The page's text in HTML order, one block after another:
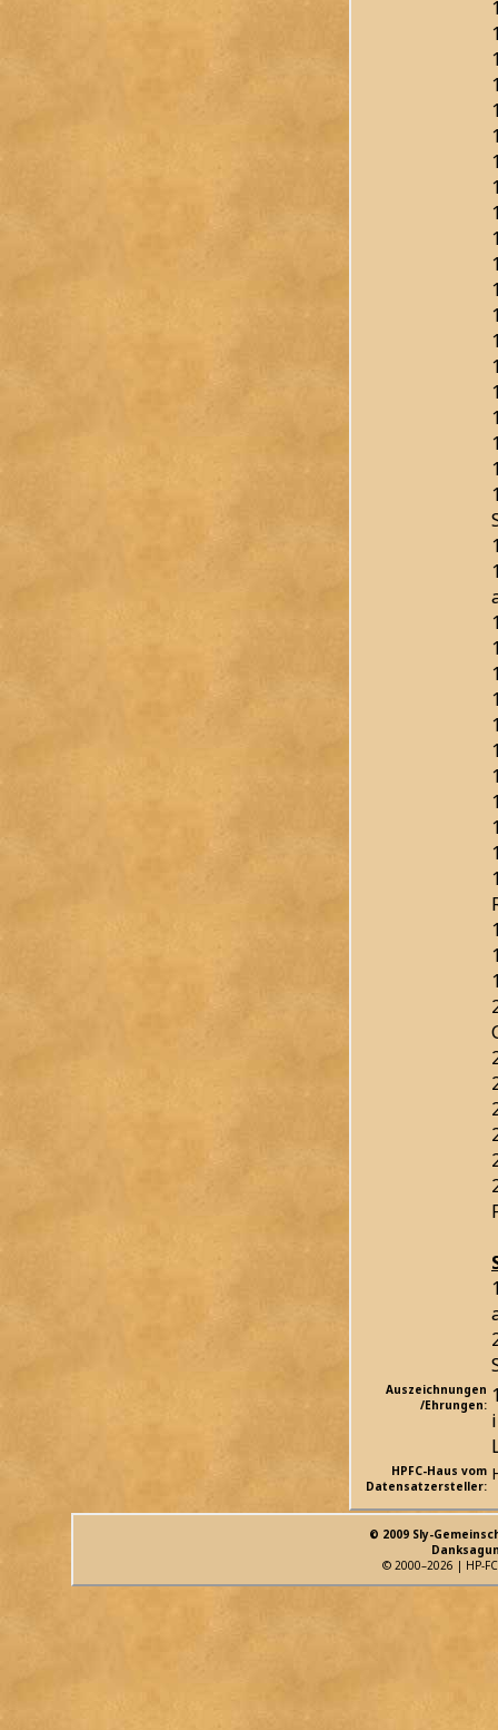
Auszeichnungen
/Ehrungen:
HPFC-Haus vom
Datensatzersteller:
© 2009 Sly-
© 2000–2026 | HP-